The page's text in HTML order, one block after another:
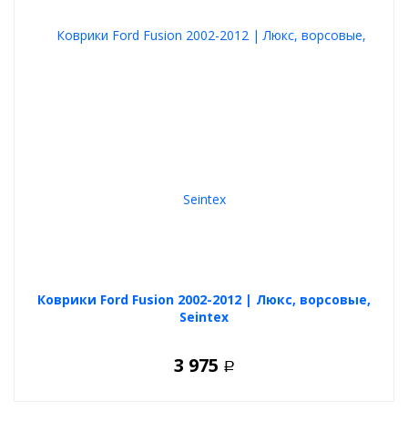
Коврики Ford Fusion 2002-2012 | Люкс, ворсовые,
Seintex
3 975 Р